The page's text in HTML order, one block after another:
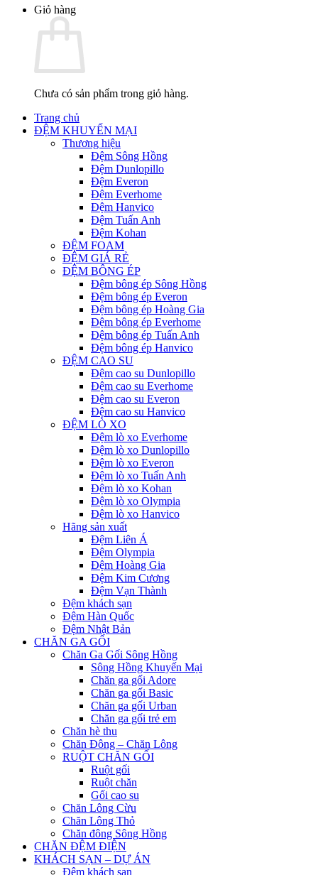
Giỏ hàng
Chưa có sản phẩm trong giỏ hàng.
Trang chủ
ĐỆM KHUYẾN MẠI
Thương hiệu
Đệm Sông Hồng
Đệm Dunlopillo
Đệm Everon
Đệm Everhome
Đệm Hanvico
Đệm Tuấn Anh
Đệm Kohan
ĐỆM FOAM
ĐỆM GIÁ RẺ
ĐỆM BÔNG ÉP
Đệm bông ép Sông Hồng
Đệm bông ép Everon
Đệm bông ép Hoàng Gia
Đệm bông ép Everhome
Đệm bông ép Tuấn Anh
Đệm bông ép Hanvico
ĐỆM CAO SU
Đệm cao su Dunlopillo
Đệm cao su Everhome
Đệm cao su Everon
Đệm cao su Hanvico
ĐỆM LÒ XO
Đệm lò xo Everhome
Đệm lò xo Dunlopillo
Đệm lò xo Everon
Đệm lò xo Tuấn Anh
Đệm lò xo Kohan
Đệm lò xo Olympia
Đệm lò xo Hanvico
Hãng sản xuất
Đệm Liên Á
Đệm Olympia
Đệm Hoàng Gia
Đệm Kim Cương
Đệm Vạn Thành
Đệm khách sạn
Đệm Hàn Quốc
Đệm Nhật Bản
CHĂN GA GỐI
Chăn Ga Gối Sông Hồng
Sông Hồng Khuyến Mại
Chăn ga gối Adore
Chăn ga gối Basic
Chăn ga gối Urban
Chăn ga gối trẻ em
Chăn hè thu
Chăn Đông – Chăn Lông
RUỘT CHĂN GỐI
Ruột gối
Ruột chăn
Gối cao su
Chăn Lông Cừu
Chăn Lông Thỏ
Chăn đông Sông Hồng
CHĂN ĐỆM ĐIỆN
KHÁCH SẠN – DỰ ÁN
Đệm khách sạn